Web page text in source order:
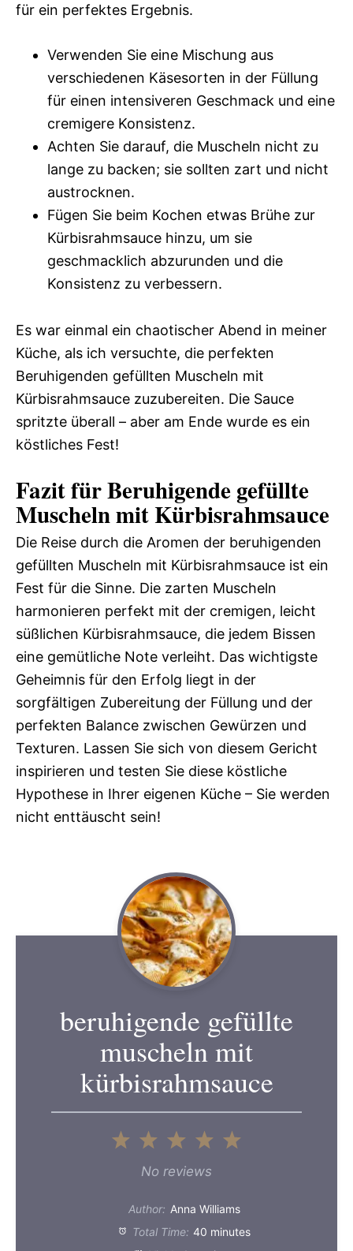
für ein perfektes Ergebnis.
Verwenden Sie eine Mischung aus
verschiedenen Käsesorten in der Füllung
für einen intensiveren Geschmack und eine
cremigere Konsistenz.
Achten Sie darauf, die Muscheln nicht zu
lange zu backen; sie sollten zart und nicht
austrocknen.
Fügen Sie beim Kochen etwas Brühe zur
Kürbisrahmsauce hinzu, um sie
geschmacklich abzurunden und die
Konsistenz zu verbessern.
Es war einmal ein chaotischer Abend in meiner
Küche, als ich versuchte, die perfekten
Beruhigenden gefüllten Muscheln mit
Kürbisrahmsauce zuzubereiten. Die Sauce
spritzte überall – aber am Ende wurde es ein
köstliches Fest!
Fazit für Beruhigende gefüllte
Muscheln mit Kürbisrahmsauce
Die Reise durch die Aromen der beruhigenden
gefüllten Muscheln mit Kürbisrahmsauce ist ein
Fest für die Sinne. Die zarten Muscheln
harmonieren perfekt mit der cremigen, leicht
süßlichen Kürbisrahmsauce, die jedem Bissen
eine gemütliche Note verleiht. Das wichtigste
Geheimnis für den Erfolg liegt in der
sorgfältigen Zubereitung der Füllung und der
perfekten Balance zwischen Gewürzen und
Texturen. Lassen Sie sich von diesem Gericht
inspirieren und testen Sie diese köstliche
Hypothese in Ihrer eigenen Küche – Sie werden
nicht enttäuscht sein!
beruhigende gefüllte
muscheln mit
kürbisrahmsauce
5
4
3
Stars
2
Stars
1
Star
No reviews
Author: Anna Williams
Total Time: 40 minutes